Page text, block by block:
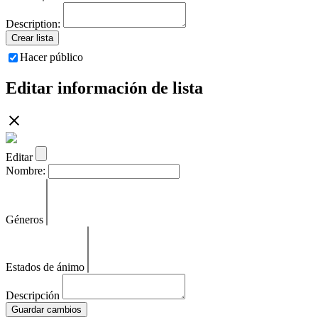
Description:
Crear lista
Hacer público
Editar información de lista
Editar
Nombre:
Géneros
Estados de ánimo
Descripción
Guardar cambios